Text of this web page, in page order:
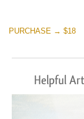
PURCHASE → $18
Helpful